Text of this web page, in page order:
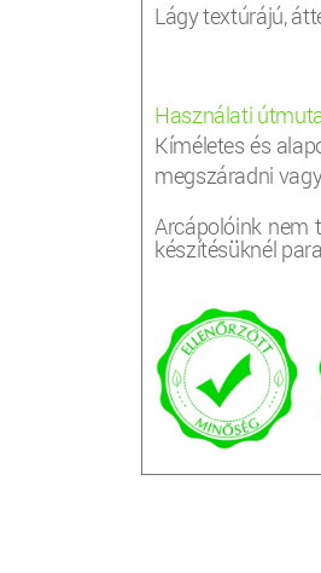
Lágy textúrájú,
Használati
Kíméletes és
megszáradni
Arcápolóink nem
készítésüknél